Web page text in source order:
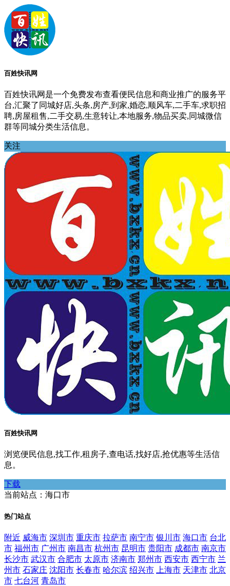
百姓快讯网
百姓快讯网是一个免费发布查看便民信息和商业推广的服务平
台,汇聚了同城好店,头条,房产,到家,婚恋,顺风车,二手车,求职招
聘,房屋租售,二手交易,生意转让,本地服务,物品买卖,同城微信
群等同城分类生活信息。
关注
百姓快讯网
浏览便民信息,找工作,租房子,查电话,找好店,抢优惠等生活信
息。
下载
当前站点：海口市
热门站点
附近 威海市 深圳市 重庆市 拉萨市 南宁市 银川市 海口市 台北
市 福州市 广州市 南昌市 杭州市 昆明市 贵阳市 成都市 南京市
长沙市 武汉市 合肥市 太原市 济南市 郑州市 西安市 西宁市 兰
州市 石家庄 沈阳市 长春市 哈尔滨 绍兴市 上海市 天津市 北京
市 七台河 青岛市